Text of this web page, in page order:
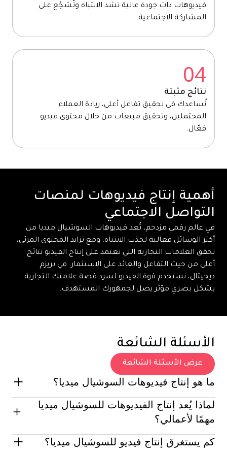
فيديوهات ذات جودة عالية تشد الانتباه وتُشجّع على
المشاركة الاجتماعية.
04
نتائج مثبتة
نُساعدك في تحقيق تفاعل أعلى، زيادة العملاء
المحتملين، وتحقيق مبيعات من خلال محتوى فيديو
فعّال.
أهمية إنتاج فيديوهات لمنصات
التواصل الاجتماعي
في عالم رقمي مزدحم، تُعد فيديوهات السوشيال ميديا من
أكثر الوسائل فعالية لجذب الانتباه. ومع تزايد المحتوى المرئي،
تحقق العلامات التجارية التي تعتمد على إنتاج الفيديو نتائج
أعلى من حيث التفاعل والعائد على الاستثمار. في بريزم
ديجيتال، نستخدم قوة الفيديو لسرد قصة علامتك التجارية
بشكل بصري مؤثر يصل لجمهورك المستهدف.
الأسئلة الشائعة
عرض الأسئلة الشائعة
ما هو إنتاج فيديوهات السوشيال ميديا؟
هو عملية إنتاج فيديوهات مصممة خصيصًا لمنصات التواصل
الاجتماعي بهدف التفاعل مع الجمهور وتحقيق صدى واسع.
لماذا يُعد إنتاج الفيديوهات للسوشيال ميديا
مهمًا لأعمالي؟
لأن الفيديو من أكثر أنواع المحتوى جذبًا وتفاعلاً على السوشيال
كم يستغرق إنتاج فيديو للسوشيال ميديا؟